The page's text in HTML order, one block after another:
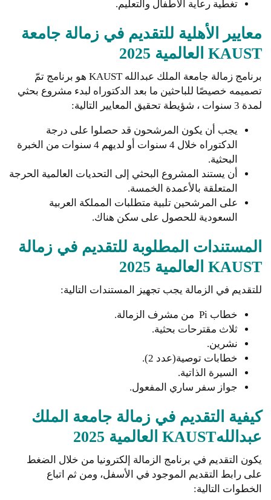
تغطية رعاية الأطفال والتعليم.
معايير الأهلية للتقديم في زمالة جامعة
KAUST العالمية 2025
برنامج زمالة جامعة الملك عبدالله KAUST هو برنامج تمّ
تصميمه خصيصًا للباحثين ما بعد الدكتوراه لبدء مشروع بحثي
لمدة 3 سنوات ، شؤيطة تحقيق المعايير التالية:
يجب أن يكون المرشحون قد حصلوا على درجة
الدكتوراه خلال 4 سنوات أو لديهم 4 سنوات من الخبرة
البحثية.
أن يستند المشروع البحثي إلى التحديات العالمية الحرجة
المتعلقة بالأعمدة الخمسة.
على المرشحين تلبية متطلبات المملكة العربية
السعودية للحصول على سكن هناك.
المستندات المطلوبة للتقديم في زمالة
KAUST العالمية 2025
للتقديم في الزمالة يجب تجهيز المستندات التالية:
خطاب Pi من مشرف الزمالة.
ثلاث مقترحات بحثية.
نشرين.
خطابات توصية(عدد 2).
السيرة الذاتية.
جواز سفر ساري المفعول.
كيفية التقديم في زمالة جامعة الملك
عبداللهKAUST العالمية 2025
يكون التقديم في برنامج الزمالة إلكترونيا من خلال الضغط
على رابط التقديم الموجود في الأسفل، ومن ثم اتباع
الخطوات التالية: